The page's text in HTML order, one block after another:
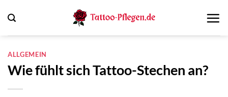
Inhalt
springen
ALLGEMEIN
Wie fühlt sich Tattoo-Stechen an?